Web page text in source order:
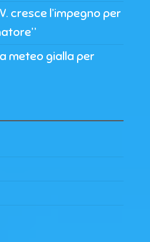
cresce l’impegno per
meteo gialla per